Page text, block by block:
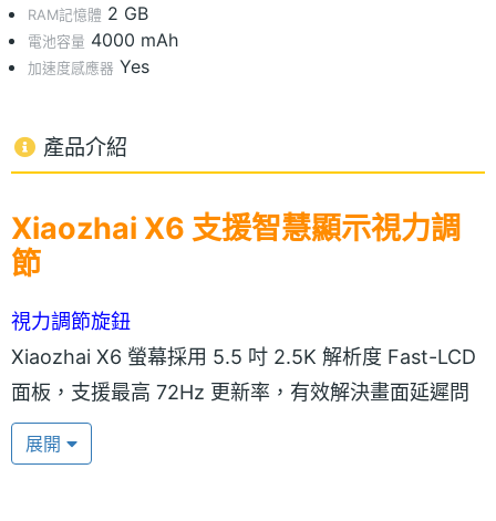
RAM記憶體 2 GB
電池容量 4000 mAh
加速度感應器 Yes
產品介紹
Xiaozhai X6 支援智慧顯示視力調
節
視力調節旋鈕
Xiaozhai X6 螢幕採用 5.5 吋 2.5K 解析度 Fast-LCD
面板，支援最高 72Hz 更新率，有效解決畫面延遲問
題，並強化 3D 顯示效果，提供智慧顯示視力調節技
術，透過機身側邊的視力調節旋鈕，進行近視四百度
展開